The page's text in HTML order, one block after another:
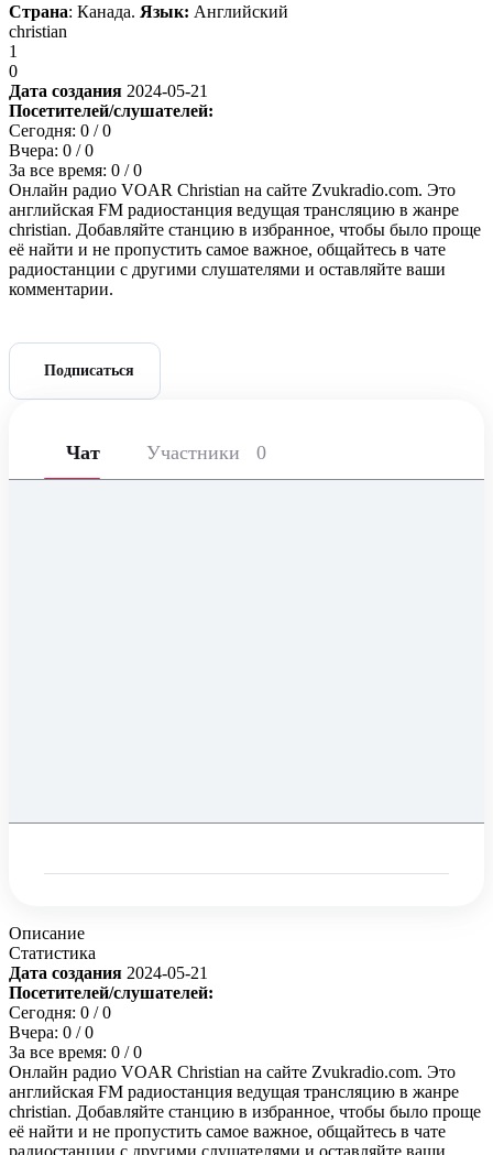
Страна: Канада. Язык: Английский
christian
1
0
Дата создания 2024-05-21
Посетителей/слушателей:
Сегодня: 0 / 0
Вчера: 0 / 0
За все время: 0 / 0
Онлайн радио VOAR Christian на сайте Zvukradio.com. Это
английская FM радиостанция ведущая трансляцию в жанре
christian. Добавляйте станцию в избранное, чтобы было проще
её найти и не пропустить самое важное, общайтесь в чате
радиостанции с другими слушателями и оставляйте ваши
комментарии.
Подписаться
Чат Участники 0
Описание
Статистика
Дата создания 2024-05-21
Посетителей/слушателей:
Сегодня: 0 / 0
Вчера: 0 / 0
За все время: 0 / 0
Онлайн радио VOAR Christian на сайте Zvukradio.com. Это
английская FM радиостанция ведущая трансляцию в жанре
christian. Добавляйте станцию в избранное, чтобы было проще
её найти и не пропустить самое важное, общайтесь в чате